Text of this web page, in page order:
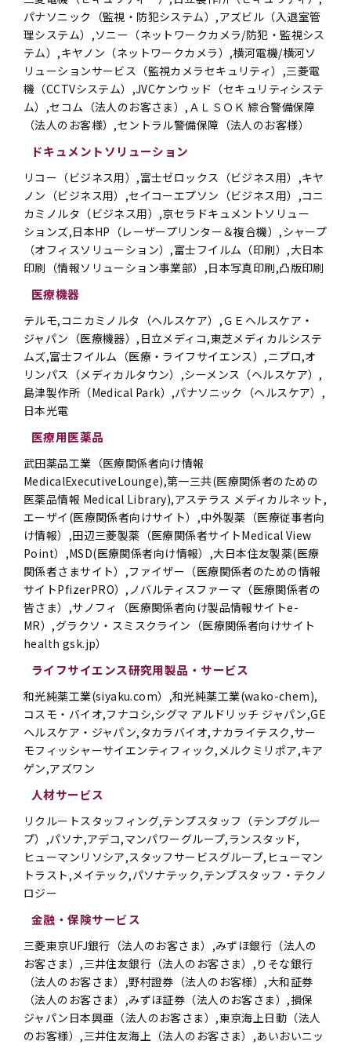
パナソニック（監視・防犯システム）,アズビル（入退室管
理システム）,ソニー（ネットワークカメラ/防犯・監視シス
テム）,キヤノン（ネットワークカメラ）,横河電機/横河ソ
リューションサービス（監視カメラセキュリティ）,三菱電
機（CCTVシステム）,JVCケンウッド（セキュリティシステ
ム）,セコム（法人のお客さま）,ＡＬＳＯＫ 綜合警備保障
（法人のお客様）,セントラル警備保障（法人のお客様）
ドキュメントソリューション
リコー（ビジネス用）,富士ゼロックス（ビジネス用）,キヤ
ノン（ビジネス用）,セイコーエプソン（ビジネス用）,コニ
カミノルタ（ビジネス用）,京セラドキュメントソリュー
ションズ,日本HP（レーザープリンター＆複合機）,シャープ
（オフィスソリューション）,富士フイルム（印刷）,大日本
印刷（情報ソリューション事業部）,日本写真印刷,凸版印刷
医療機器
テルモ,コニカミノルタ（ヘルスケア）,ＧＥヘルスケア・
ジャパン（医療機器）,日立メディコ,東芝メディカルシステ
ムズ,富士フイルム（医療・ライフサイエンス）,ニプロ,オ
リンパス（メディカルタウン）,シーメンス（ヘルスケア）,
島津製作所（Medical Park）,パナソニック（ヘルスケア）,
日本光電
医療用医薬品
武田薬品工業（医療関係者向け情報
MedicalExecutiveLounge),第一三共(医療関係者のための
医薬品情報 Medical Library),アステラス メディカルネット,
エーザイ(医療関係者向けサイト）,中外製薬（医療従事者向
け情報）,田辺三菱製薬（医療関係者サイトMedical View
Point）,MSD(医療関係者向け情報）,大日本住友製薬(医療
関係者さまサイト）,ファイザー（医療関係者のための情報
サイトPfizerPRO）,ノバルティスファーマ（医療関係者の
皆さま）,サノフィ（医療関係者向け製品情報サイトe-
MR）,グラクソ・スミスクライン（医療関係者向けサイト
health gsk.jp）
ライフサイエンス研究用製品・サービス
和光純薬工業(siyaku.com）,和光純薬工業(wako-chem),
コスモ・バイオ,フナコシ,シグマ アルドリッチ ジャパン,GE
ヘルスケア・ジャパン,タカラバイオ,ナカライテスク,サー
モフィッシャーサイエンティフィック,メルクミリポア,キア
ゲン,アズワン
人材サービス
リクルートスタッフィング,テンプスタッフ（テンプグルー
プ）,パソナ,アデコ,マンパワーグループ,ランスタッド,
ヒューマンリソシア,スタッフサービスグループ,ヒューマン
トラスト,メイテック,パソナテック,テンプスタッフ・テクノ
ロジー
金融・保険サービス
三菱東京UFJ銀行（法人のお客さま）,みずほ銀行（法人の
お客さま）,三井住友銀行（法人のお客さま）,りそな銀行
（法人のお客さま）,野村證券（法人のお客様）,大和証券
（法人のお客さま）,みずほ証券（法人のお客さま）,損保
ジャパン日本興亜（法人のお客さま）,東京海上日動（法人
のお客様）,三井住友海上（法人のお客さま）,あいおいニッ